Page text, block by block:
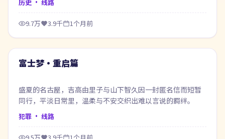
历史 · 线路
9.7万 3.9千 1个月前
最新
富士梦·重启篇
盛夏的名古屋，吉高由里子与山下智久因一封匿名信而短暂
同行，平淡日常里，温柔与不安交织出难以言说的羁绊。
犯罪 · 线路